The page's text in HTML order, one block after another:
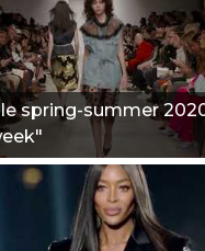
spring-summer